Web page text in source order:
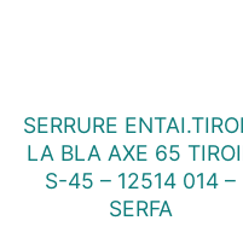
SERRURE
LA BLA AXE 65
S-45 – 12514 014 –
SERFA